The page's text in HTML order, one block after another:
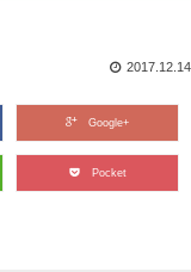
2017.12.14
Google+
Pocket